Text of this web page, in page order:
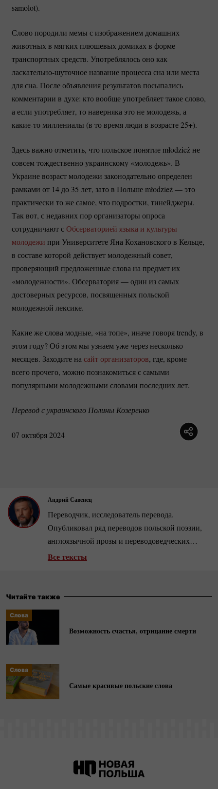
samolot).
Слово породили мемы с изображением домашних
животных в мягких плюшевых домиках в форме
транспортных средств. Употреблялось оно как
ласкательно-шуточноеназвание процесса сна или места
для сна. После объявления результатов посыпались
комментарии в духе: кто вообще употребляет такое слово,
а если употребляет, то наверняка это не молодежь, а
какие-то миллениалы (в то время люди в возрасте 25+).
Здесь важно отметить, что польское понятие młodzież не
совсем тождественно украинскому «молодежь». В
Украине возраст молодежи законодательно определен
рамками от 14 до 35 лет, зато в Польше młodzież — это
практически то же самое, что подростки, тинейджеры.
Так вот, с недавних пор организаторы опроса
сотрудничают сОбсерваторией языка и культуры
молодежи при Университете Яна Кохановского в Кельце,
в составе которой действует молодежный совет,
проверяющий предложенные слова на предмет их
«молодежности». Обсерватория — один из самых
достоверных ресурсов, посвященных польской
молодежной лексике.
Какие же слова модные, «на топе», иначе говоря trendy, в
этом году? Об этом мы узнаем уже через несколько
месяцев. Заходите на сайт организаторов, где, кроме
всего прочего, можно познакомиться с самыми
популярными молодежными словами последних лет.
Перевод с украинского Полины Козеренко
07 октября 2024
Андрий Савенец
Переводчик, исследователь перевода.
Опубликовал ряд переводов польской поэзии,
англоязычной прозы и переводоведческих
исследований.
Все тексты
Читайте также
Слова
Возможность счастья, отрицание смерти
Слова
Самые красивые польские слова